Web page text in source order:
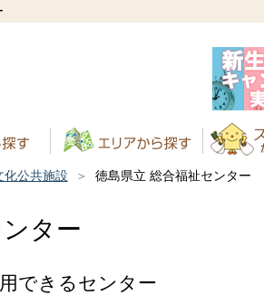
化公共施設 徳島県立 総合福祉センター
ター
できるセンター